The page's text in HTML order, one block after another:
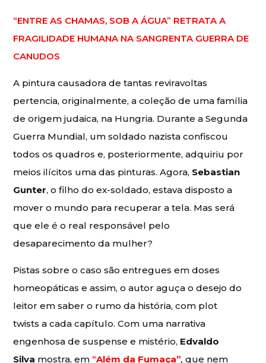
“ENTRE AS CHAMAS, SOB A ÁGUA” RETRATA A
FRAGILIDADE HUMANA NA SANGRENTA GUERRA DE
CANUDOS
A pintura causadora de tantas reviravoltas
pertencia, originalmente, a coleção de uma família
de origem judaica, na Hungria. Durante a Segunda
Guerra Mundial, um soldado nazista confiscou
todos os quadros e, posteriormente, adquiriu por
meios ilícitos uma das pinturas. Agora, Sebastian
Gunter, o filho do ex-soldado, estava disposto a
mover o mundo para recuperar a tela. Mas será
que ele é o real responsável pelo
desaparecimento da mulher?
Pistas sobre o caso são entregues em doses
homeopáticas e assim, o autor aguça o desejo do
leitor em saber o rumo da história, com plot
twists a cada capítulo. Com uma narrativa
engenhosa de suspense e mistério, Edvaldo
Silva mostra, em “Além da Fumaça”, que nem